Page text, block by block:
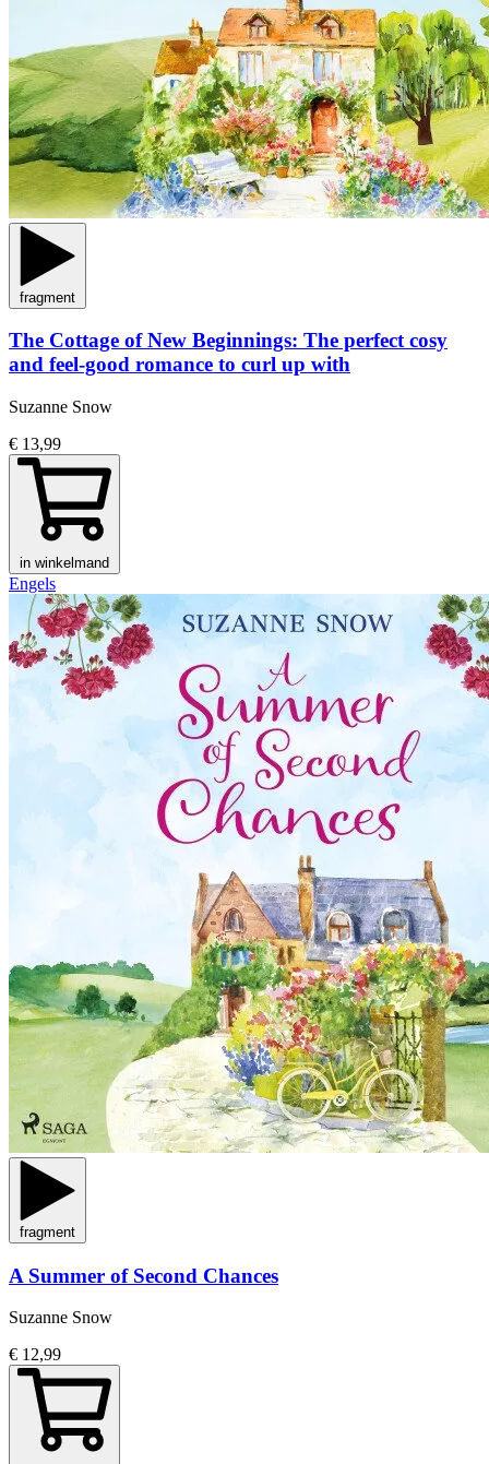
fragment
The Cottage of New Beginnings: The perfect cosy
and feel-good romance to curl up with
Suzanne Snow
€ 13,99
in winkelmand
Engels
fragment
A Summer of Second Chances
Suzanne Snow
€ 12,99